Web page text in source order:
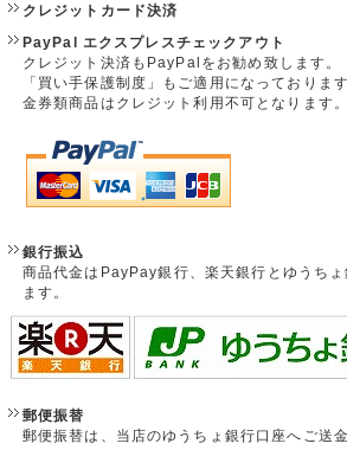
クレジットカード決済
PayPal エクスプレスチェックアウト
クレジット決済もPayPalをお勧め致します。
「買い手保護制度」もご適用になっております
金券類商品はクレジット利用不可となります。
銀行振込
商品代金はPayPay銀行、楽天銀行とゆうち
ます。
郵便振替
郵便振替は、当店のゆうちょ銀行口座へご送